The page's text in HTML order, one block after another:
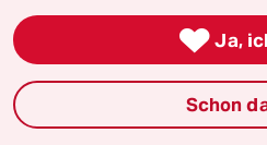
 Ja,
Schon